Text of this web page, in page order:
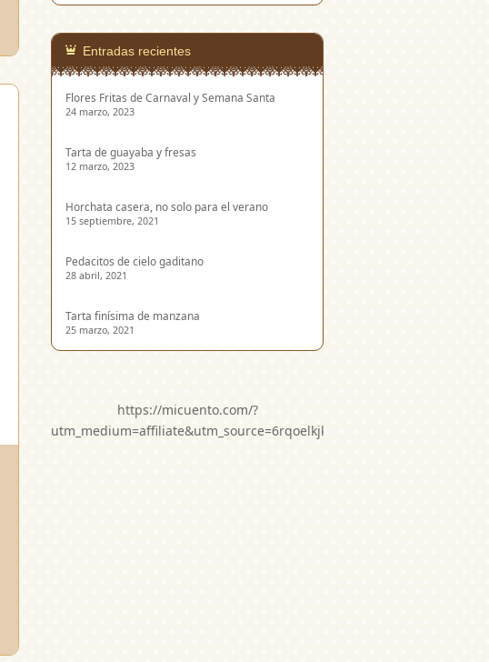
Entradas recientes
Flores Fritas de Carnaval y Semana Santa
24 marzo, 2023
Tarta de guayaba y fresas
12 marzo, 2023
Horchata casera, no solo para el verano
15 septiembre, 2021
Pedacitos de cielo gaditano
28 abril, 2021
Tarta finísima de manzana
25 marzo, 2021
https://micuento.com/?
utm_medium=affiliate&utm_source=6rqoelkjkwg